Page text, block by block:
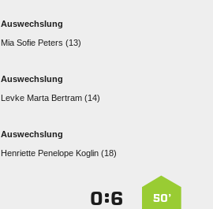
Auswechslung
   
Auswechslung
   
Auswechslung
   
50’
: